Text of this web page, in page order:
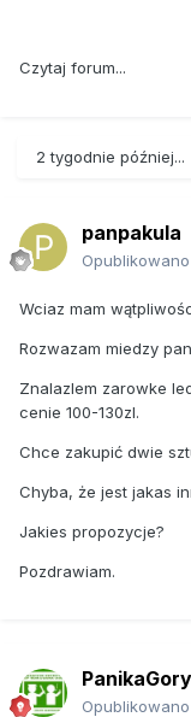
Czytaj forum...
2 tygodnie później...
panpakula
Opublikowano
Wciaz mam
Rozwazam miedzy
Znalazlem zarowke
cenie 100-130zl.
Chce zakupić dwie
Chyba, że jest jakas
Jakies propozycje?
Pozdrawiam.
Opublikowano